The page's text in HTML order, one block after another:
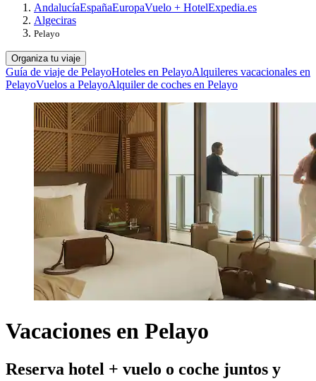
AndalucíaEspañaEuropaVuelo + HotelExpedia.es
Algeciras
Pelayo
Organiza tu viaje
Guía de viaje de PelayoHoteles en PelayoAlquileres vacacionales en
PelayoVuelos a PelayoAlquiler de coches en Pelayo
Vacaciones en Pelayo
Reserva hotel + vuelo o coche juntos y